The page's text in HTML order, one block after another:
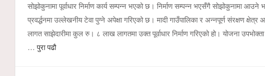
सोझोकुनामा पूर्वाधार निर्माण कार्य सम्पन्न भएको छ। निर्माण सम्पन्न भएसँगै सोझोकुनामा
प्रवर्द्धनमा उल्लेखनीय टेवा पुग्ने अपेक्षा गरिएको छ। मादी गाउँपालिका र अन्नपूर्ण संरक्षण
लागत साझेदारीमा कुल रु। ८ लाख लागतमा उक्त पूर्वाधार निर्माण गरिएको हो। योजना
…पुरा पढौ